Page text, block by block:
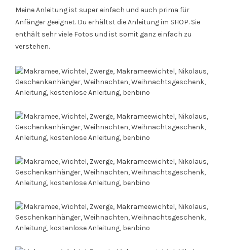
Meine Anleitung ist super einfach und auch prima für
Anfänger geeignet. Du erhältst die Anleitung im SHOP. Sie
enthält sehr viele Fotos und ist somit ganz einfach zu
verstehen.